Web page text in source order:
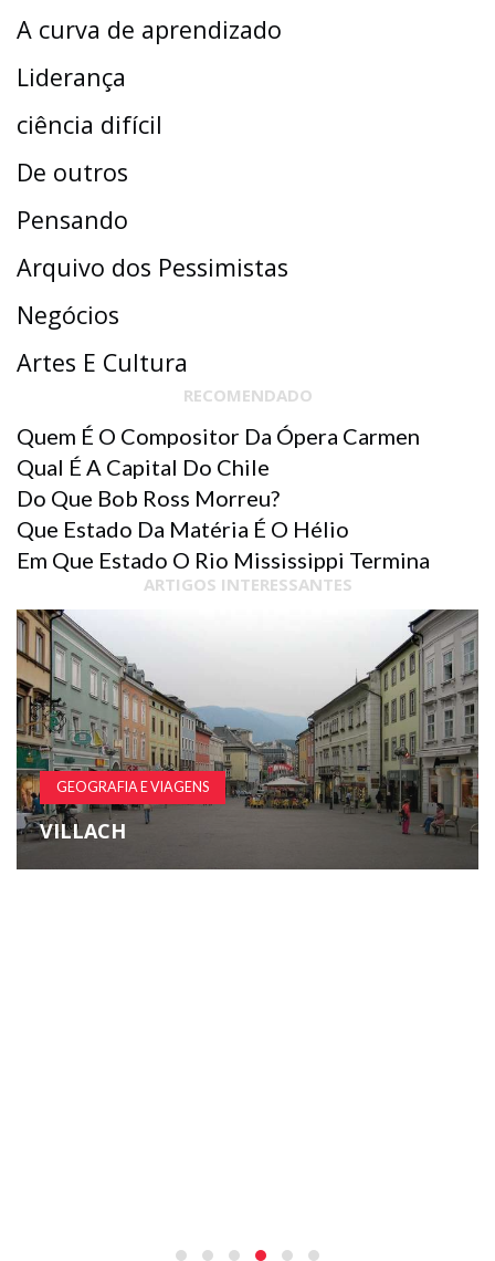
A curva de aprendizado
Liderança
ciência difícil
De outros
Pensando
Arquivo dos Pessimistas
Negócios
Artes E Cultura
RECOMENDADO
Quem É O Compositor Da Ópera Carmen
Qual É A Capital Do Chile
Do Que Bob Ross Morreu?
Que Estado Da Matéria É O Hélio
Em Que Estado O Rio Mississippi Termina
ARTIGOS INTERESSANTES
GEOGRAFIA E VIAGENS
VILLACH